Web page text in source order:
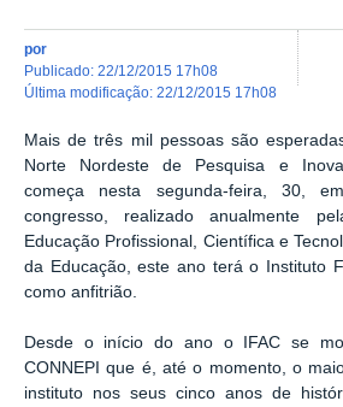
por
publicado: 22/12/2015 17h08
última modificação: 22/12/2015 17h08
Mais de três mil pessoas são
Norte Nordeste de Pesquisa e
começa nesta segunda-feira, 30,
congresso, realizado anualmente
Educação Profissional, Científica e
da Educação, este ano terá o Instituto
como anfitrião.
Desde o início do ano o IFAC se
CONNEPI que é, até o momento, o
instituto nos seus cinco anos de